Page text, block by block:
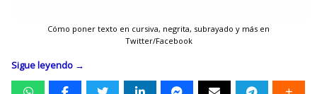
Cómo poner texto en cursiva, negrita, subrayado y más en
Twitter/Facebook
Sigue leyendo →